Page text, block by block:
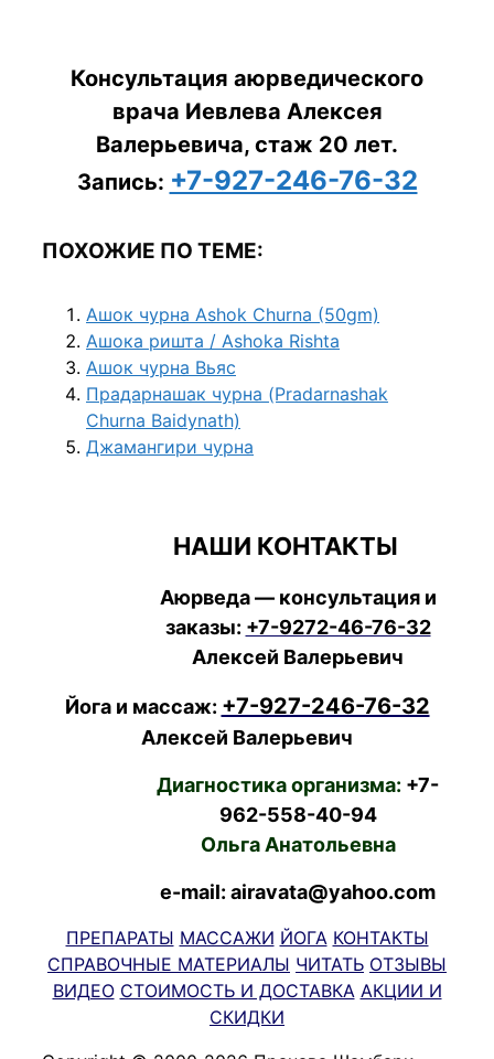
Консультация аюрведического
врача Иевлева Алексея
Валерьевича, стаж 20 лет.
Запись: +7-927-246-76-32
ПОХОЖИЕ ПО ТЕМЕ:
Ашок чурна Ashok Churna (50gm)
Ашока ришта / Ashoka Rishta
Ашок чурна Вьяс
Прадарнашак чурна (Pradarnashak
Churna Baidynath)
Джамангири чурна
НАШИ КОНТАКТЫ
Аюрведа — консультация и
заказы: +7-9272-46-76-32
Алексей Валерьевич
Йога и массаж: +7-927-246-76-32
Алексей Валерьевич
Диагностика организма: +7-
962-558-40-94
Ольга Анатольевна
e-mail: airavata@yahoo.com
ПРЕПАРАТЫ МАССАЖИ ЙОГА КОНТАКТЫ
СПРАВОЧНЫЕ МАТЕРИАЛЫ ЧИТАТЬ ОТЗЫВЫ
ВИДЕО СТОИМОСТЬ И ДОСТАВКА АКЦИИ И
СКИДКИ